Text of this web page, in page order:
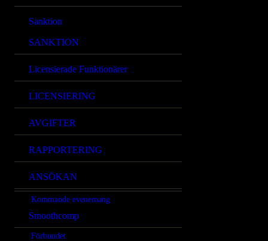
Sanktion
SANKTION
Licensierade Funktionärer
LICENSIERING
AVGIFTER
RAPPORTERING
ANSÖKAN
Kommande evenemang
Smoothcomp
Förbundet